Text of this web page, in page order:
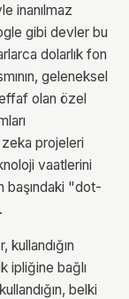
inanılmaz
gibi devler bu
dolarlık fon
geleneksel
olan özel
projeleri
vaatlerini
başındaki "dot-
kullandığın
ipliğine bağlı
belki